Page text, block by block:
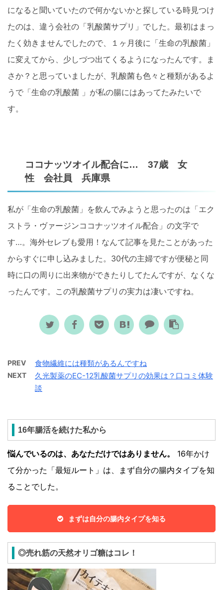
になると聞いていたので何かないかと探している時見つけ
たのは、違う会社の「乳酸菌サプリ」でした。最初はまっ
たく効きませんでしたので、１ヶ月後に「生命の乳酸菌」
に変えてから、少しづつ出てくるようになったんです。ま
さか？と思っていましたが、乳酸菌も色々と種類があるよ
うで「生命の乳酸菌 」が私の腸にはあってたみたいで
す。
ココナッツオイル配合に… 37歳 女
性 会社員 兵庫県
私が「生命の乳酸菌」を飲んでみようと思ったのは「エク
ストラ・ヴァージンココナッツオイル配合」の文字で
す…。海外セレブも愛用！なんて記事を見たことがあった
からすぐに申し込みました。30代の主婦ですが便秘と同
時に口の周りに出来物ができたりしてたんですが、なくな
ったんです。この乳酸菌サプリの実力は凄いですね。
PREV 食物繊維には種類があるんですね
NEXT
久光製薬のEC-12乳酸菌サプリの効果は？口コミ体験
談
16年腸活を続けた私から
悩んでいるのは、あなただけではありません。
16年かけ
て分かった「最短ルート」は、まず自分の腸内タイプを知
ることでした。
まずは自分の腸内タイプを知る
◎売れ筋の天然オリゴ糖はコレ！